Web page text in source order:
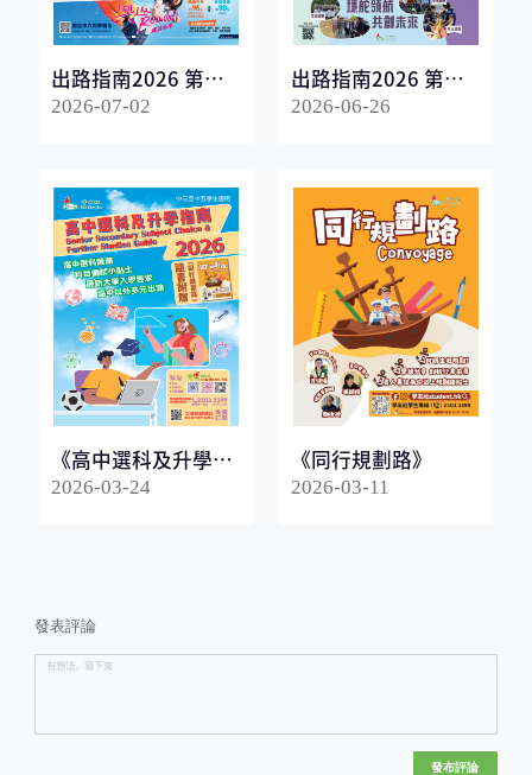
出路指南2026 第一
冊
2026-07-02
出路指南2026 第二
冊
2026-06-26
《高中選科及升學指
南2026》
2026-03-24
《同行規劃路》
2026-03-11
發表評論
發布評論